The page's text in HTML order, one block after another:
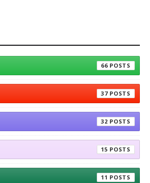
66
37
32
15
11